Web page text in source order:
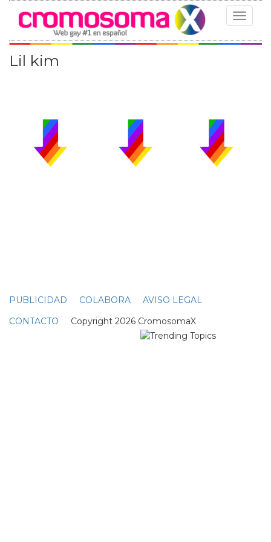
Toggle
Lil kim
PUBLICIDAD COLABORA
AVISO LEGAL
CONTACTO Copyright 2026 CromosomaX